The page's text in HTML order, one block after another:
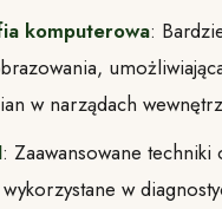
komputerowa:
w narządach
: Zaawansowane techniki
w